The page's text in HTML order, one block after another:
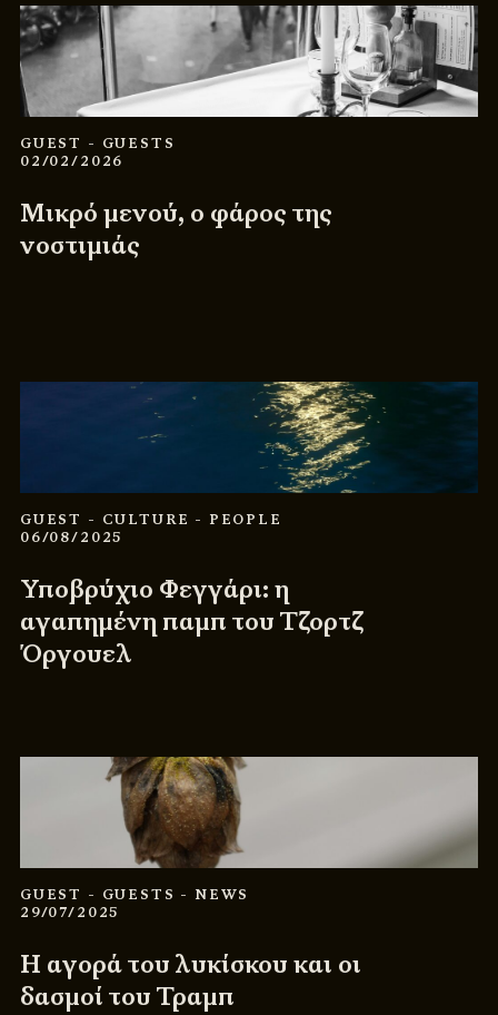
GUEST - GUESTS
02/02/2026
Μικρό μενού, ο φάρος της
νοστιμιάς
GUEST - CULTURE - PEOPLE
06/08/2025
Υποβρύχιο Φεγγάρι: η
αγαπημένη παμπ του Τζορτζ
Όργουελ
GUEST - GUESTS - NEWS
29/07/2025
Η αγορά του λυκίσκου και οι
δασμοί του Τραμπ